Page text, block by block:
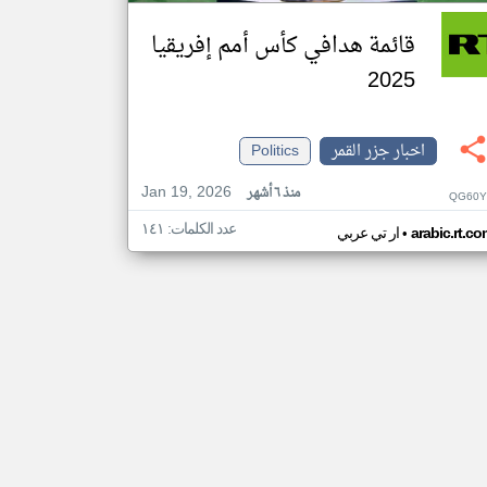
قائمة هدافي كأس أمم إفريقيا
2025
اخبار جزر القمر
Politics
Jan 19, 2026
منذ ٦ أشهر
ار تي عربي• عدد الكلمات: ١٤١